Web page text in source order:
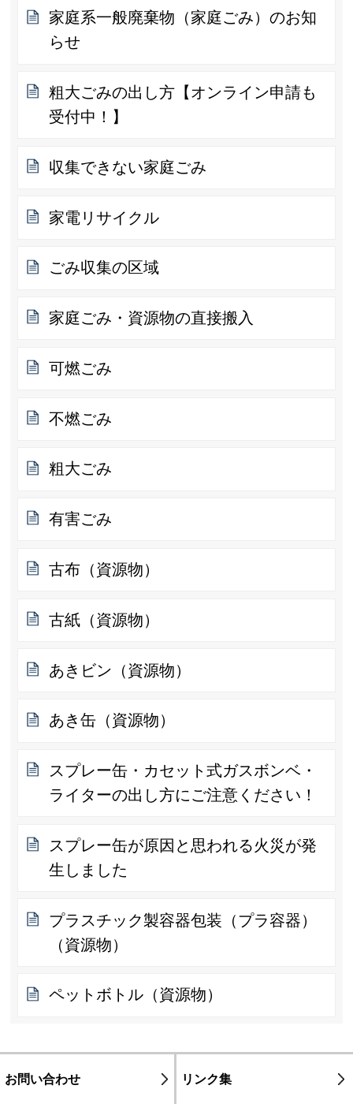
家庭系一般廃棄物（家庭ごみ）のお知
らせ
粗大ごみの出し方【オンライン申請も
受付中！】
収集できない家庭ごみ
家電リサイクル
ごみ収集の区域
家庭ごみ・資源物の直接搬入
可燃ごみ
不燃ごみ
粗大ごみ
有害ごみ
古布（資源物）
古紙（資源物）
あきビン（資源物）
あき缶（資源物）
スプレー缶・カセット式ガスボンベ・
ライターの出し方にご注意ください！
スプレー缶が原因と思われる火災が発
生しました
プラスチック製容器包装（プラ容器）
（資源物）
ペットボトル（資源物）
お問い合わせ リンク集